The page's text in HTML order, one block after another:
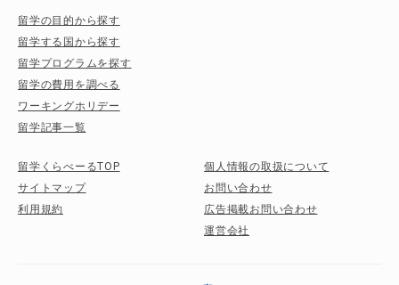
留学の目的から探す
留学する国から探す
留学プログラムを探す
留学の費用を調べる
ワーキングホリデー
留学記事一覧
留学くらべーるTOP
サイトマップ
利用規約
個人情報の取扱について
お問い合わせ
広告掲載お問い合わせ
運営会社